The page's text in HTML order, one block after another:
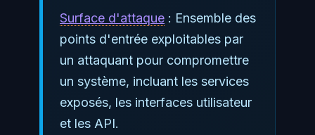
Surface d'attaque : Ensemble des
points d'entrée exploitables par
un attaquant pour compromettre
un système, incluant les services
exposés, les interfaces utilisateur
et les API.